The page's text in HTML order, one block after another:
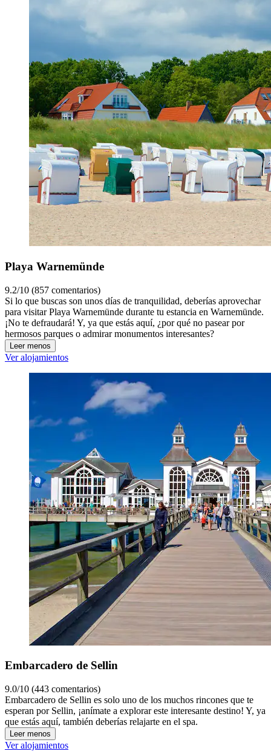
Playa Warnemünde
9.2/10 (857 comentarios)
Si lo que buscas son unos días de tranquilidad, deberías aprovechar
para visitar Playa Warnemünde durante tu estancia en Warnemünde.
¡No te defraudará! Y, ya que estás aquí, ¿por qué no pasear por
hermosos parques o admirar monumentos interesantes?
Leer menos
Ver alojamientos
Embarcadero de Sellin
9.0/10 (443 comentarios)
Embarcadero de Sellin es solo uno de los muchos rincones que te
esperan por Sellin, ¡anímate a explorar este interesante destino! Y, ya
que estás aquí, también deberías relajarte en el spa.
Leer menos
Ver alojamientos